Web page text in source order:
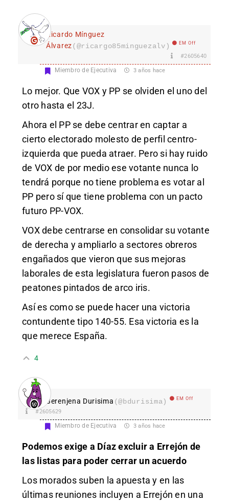
Ricardo Mínguez
Álvarez(@ricargo85minguezalv) EM Off
#2605640
Miembro de Ejecutiva 3 años hace
Lo mejor. Que VOX y PP se olviden el uno del
otro hasta el 23J.
Ahora el PP se debe centrar en captar a
cierto electorado molesto de perfil centro-
izquierda que pueda atraer. Pero si hay ruido
de VOX de por medio ese votante nunca lo
tendrá porque no tiene problema es votar al
PP pero sí que tiene problema con un pacto
futuro PP-VOX.
VOX debe centrarse en consolidar su votante
de derecha y ampliarlo a sectores obreros
engañados que vieron que sus mejoras
laborales de esta legislatura fueron pasos de
peatones pintados de arco iris.
Así es como se puede hacer una victoria
contundente tipo 140-55. Esa victoria es la
que merece España.
4
Berenjena Durisima (@bdurisima) EM Off
#2605629
Miembro de Ejecutiva 3 años hace
Podemos exige a Díaz excluir a Errejón de
las listas para poder cerrar un acuerdo
Los morados suben la apuesta y en las
últimas reuniones incluyen a Errejón en una